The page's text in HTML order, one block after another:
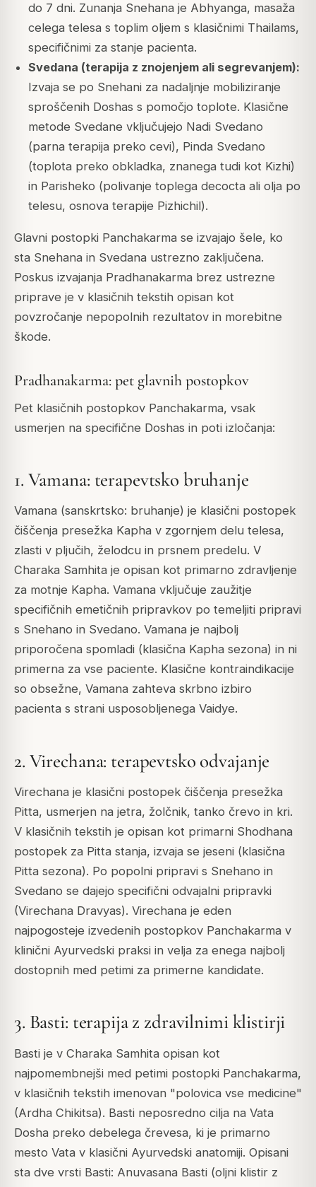
do 7 dni. Zunanja Snehana je Abhyanga, masaža
celega telesa s toplim oljem s klasičnimi Thailams,
specifičnimi za stanje pacienta.
Svedana (terapija z znojenjem ali segrevanjem):
Izvaja se po Snehani za nadaljnje mobiliziranje
sproščenih Doshas s pomočjo toplote. Klasične
metode Svedane vključujejo Nadi Svedano
(parna terapija preko cevi), Pinda Svedano
(toplota preko obkladka, znanega tudi kot Kizhi)
in Parisheko (polivanje toplega decocta ali olja po
telesu, osnova terapije Pizhichil).
Glavni postopki Panchakarma se izvajajo šele, ko
sta Snehana in Svedana ustrezno zaključena.
Poskus izvajanja Pradhanakarma brez ustrezne
priprave je v klasičnih tekstih opisan kot
povzročanje nepopolnih rezultatov in morebitne
škode.
Pradhanakarma: pet glavnih postopkov
Pet klasičnih postopkov Panchakarma, vsak
usmerjen na specifične Doshas in poti izločanja:
1. Vamana: terapevtsko bruhanje
Vamana (sanskrtsko: bruhanje) je klasični postopek
čiščenja presežka Kapha v zgornjem delu telesa,
zlasti v pljučih, želodcu in prsnem predelu. V
Charaka Samhita je opisan kot primarno zdravljenje
za motnje Kapha. Vamana vključuje zaužitje
specifičnih emetičnih pripravkov po temeljiti pripravi
s Snehano in Svedano. Vamana je najbolj
priporočena spomladi (klasična Kapha sezona) in ni
primerna za vse paciente. Klasične kontraindikacije
so obsežne, Vamana zahteva skrbno izbiro
pacienta s strani usposobljenega Vaidye.
2. Virechana: terapevtsko odvajanje
Virechana je klasični postopek čiščenja presežka
Pitta, usmerjen na jetra, žolčnik, tanko črevo in kri.
V klasičnih tekstih je opisan kot primarni Shodhana
postopek za Pitta stanja, izvaja se jeseni (klasična
Pitta sezona). Po popolni pripravi s Snehano in
Svedano se dajejo specifični odvajalni pripravki
(Virechana Dravyas). Virechana je eden
najpogosteje izvedenih postopkov Panchakarma v
klinični Ayurvedski praksi in velja za enega najbolj
dostopnih med petimi za primerne kandidate.
3. Basti: terapija z zdravilnimi klistirji
Basti je v Charaka Samhita opisan kot
najpomembnejši med petimi postopki Panchakarma,
v klasičnih tekstih imenovan "polovica vse medicine"
(Ardha Chikitsa). Basti neposredno cilja na Vata
Dosha preko debelega črevesa, ki je primarno
mesto Vata v klasični Ayurvedski anatomiji. Opisani
sta dve vrsti Basti: Anuvasana Basti (oljni klistir z